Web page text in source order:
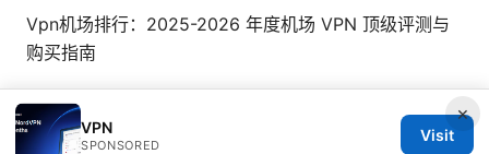
Vpn机场排行：2025-2026 年度机场 VPN 顶级评测与
购买指南
×
VPN
SPONSORED
Visit